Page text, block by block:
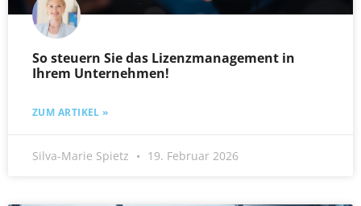
So steuern Sie das Lizenzmanagement in
Ihrem Unternehmen!
ZUM ARTIKEL »
Silva-Marie Spietz 19. Februar 2026